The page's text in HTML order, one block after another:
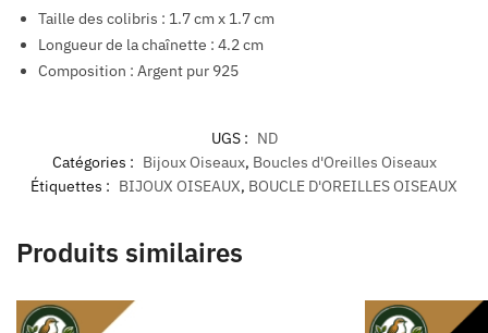
Taille des colibris : 1.7 cm x 1.7 cm
Longueur de la chaînette : 4.2 cm
Composition : Argent pur 925
UGS : ND
Catégories : Bijoux Oiseaux, Boucles d'Oreilles Oiseaux
Étiquettes : BIJOUX OISEAUX, BOUCLE D'OREILLES OISEAUX
Produits similaires